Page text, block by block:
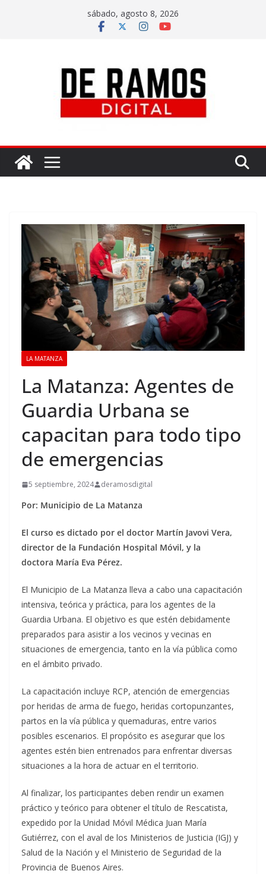
sábado, agosto 8, 2026
LA MATANZA
La Matanza: Agentes de
Guardia Urbana se
capacitan para todo tipo
de emergencias
5 septiembre, 2024 deramosdigital
Por: Municipio de La Matanza
El curso es dictado por el doctor Martín Javovi Vera,
director de la Fundación Hospital Móvil, y la
doctora María Eva Pérez.
El Municipio de La Matanza lleva a cabo una capacitación
intensiva, teórica y práctica, para los agentes de la
Guardia Urbana. El objetivo es que estén debidamente
preparados para asistir a los vecinos y vecinas en
situaciones de emergencia, tanto en la vía pública como
en el ámbito privado.
La capacitación incluye RCP, atención de emergencias
por heridas de arma de fuego, heridas cortopunzantes,
partos en la vía pública y quemaduras, entre varios
posibles escenarios. El propósito es asegurar que los
agentes estén bien entrenados para enfrentar diversas
situaciones a la hora de actuar en el territorio.
Al finalizar, los participantes deben rendir un examen
práctico y teórico para obtener el título de Rescatista,
expedido por la Unidad Móvil Médica Juan María
Gutiérrez, con el aval de los Ministerios de Justicia (IGJ) y
Salud de la Nación y el Ministerio de Seguridad de la
Provincia de Buenos Aires.